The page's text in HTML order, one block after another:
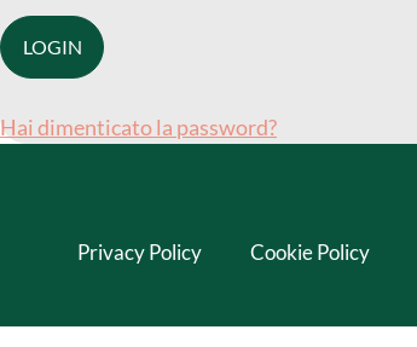
Hai dimenticato la password?
Privacy Policy Cookie Policy